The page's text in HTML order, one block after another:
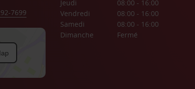
7699
Jeudi
08:00 - 16:00
Vendredi
08:00 - 16:00
Samedi
08:00 - 16:00
Dimanche
Fermé